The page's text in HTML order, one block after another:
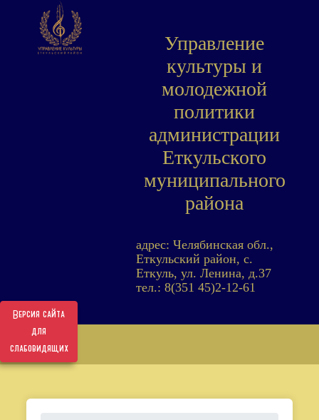
Версия сайта
для
слабовидящих
Управление
культуры и
молодежной
политики
администрации
Еткульского
муниципального
района
адрес: Челябинская обл.,
Еткульский район, с.
Еткуль, ул. Ленина, д.37
тел.: 8(351 45)2-12-61